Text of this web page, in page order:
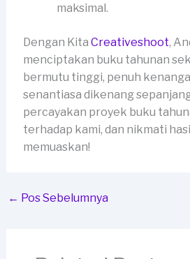
maksimal.
Dengan Kita Creativeshoot,
menciptakan buku tahunan
bermutu tinggi, penuh
senantiasa dikenang
percayakan proyek buku
terhadap kami, dan nikmati
memuaskan!
← Pos Sebelumnya